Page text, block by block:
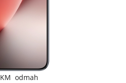
KM odmah